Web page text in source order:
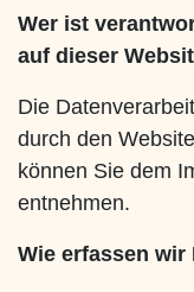
Wer ist
auf dieser
Die
durch den
können Sie dem
entnehmen.
Wie erfassen wir